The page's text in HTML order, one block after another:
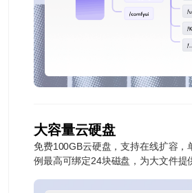
大容量云硬盘
免费100GB云硬盘，支持在线扩容，
例最高可绑定24块磁盘，为大文件提